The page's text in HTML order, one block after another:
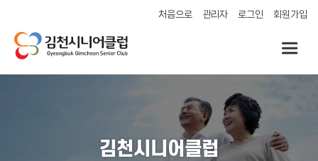
처음으로 관리자 로그인 회원가입
김천시니어클럽